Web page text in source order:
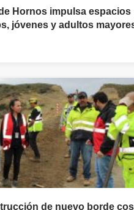
Hornos impulsa espacios
jóvenes y adultos
de nuevo borde